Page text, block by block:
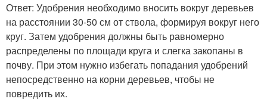
Ответ: Удобрения необходимо вносить вокруг деревьев
на расстоянии 30-50 см от ствола, формируя вокруг него
круг. Затем удобрения должны быть равномерно
распределены по площади круга и слегка закопаны в
почву. При этом нужно избегать попадания удобрений
непосредственно на корни деревьев, чтобы не
повредить их.